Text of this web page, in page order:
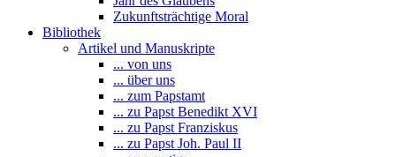
Zukunftsträchtige Moral
Bibliothek
Artikel und Manuskripte
... von uns
... über uns
... zum Papstamt
... zu Papst Benedikt XVI
... zu Papst Franziskus
... zu Papst Joh. Paul II